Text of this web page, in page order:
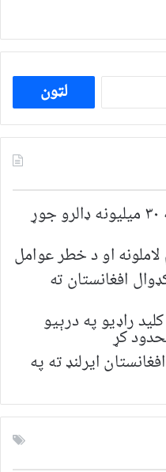
ددی
لپاره
لټون:
سرپل کې د تېلو چاڼځای په ۳۰ میلیونه ډالرو جوړ
او د خطر عوامل
۲۲۲۱ افغان کډوال افغانستان ته
راډیو په درېیو
کړ
ایرلنډ ته په